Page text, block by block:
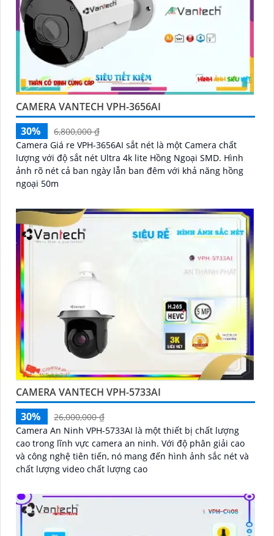
CAMERA VANTECH VPH-3656AI
30%
6,800,000 ₫
Camera Giá re VPH-3656AI sắt nét là một Camera chất
lượng với độ sắt nét Ultra 4k lite Hồng Ngoại SMD. Hình
ảnh rõ nét cả ban ngày lẫn ban đêm với khả năng hồng
ngoại 50m
CAMERA VANTECH VPH-5733AI
30%
26,000,000 ₫
Camera An Ninh VPH-5733AI là một thiết bị chất lượng
cao trong lĩnh vực camera an ninh. Với độ phân giải cao
và công nghệ tiên tiến, nó mang đến hình ảnh sắc nét và
chất lượng video chất lượng cao